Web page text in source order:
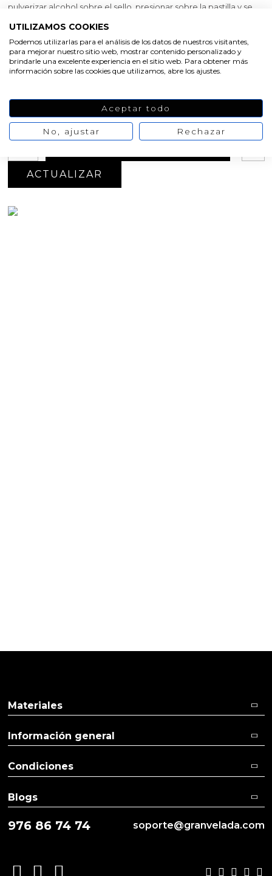
pulverizar alcohol sobre el sello, presionar sobre la pastilla y se
resultado sea mucho más vistoso. Además de este diseño, en
nuestra tienda online encontrarás una gran variedad desellos
para jabones.
Medidas aprox: 3,4 x 3,2 cm
7,27 €
5,82 €
No hay opiniones
de momento
976 86 74 74 soporte@granvelada.com
Materiales
Información general
Condiciones
Blogs
UTILIZAMOS COOKIES
Podemos utilizarlas para el análisis de los datos de nuestros visitantes,
para mejorar nuestro sitio web, mostrar contenido personalizado y
brindarle una excelente experiencia en el sitio web. Para obtener más
información sobre las cookies que utilizamos, abre los ajustes.
Aceptar todo
No, ajustar Rechazar